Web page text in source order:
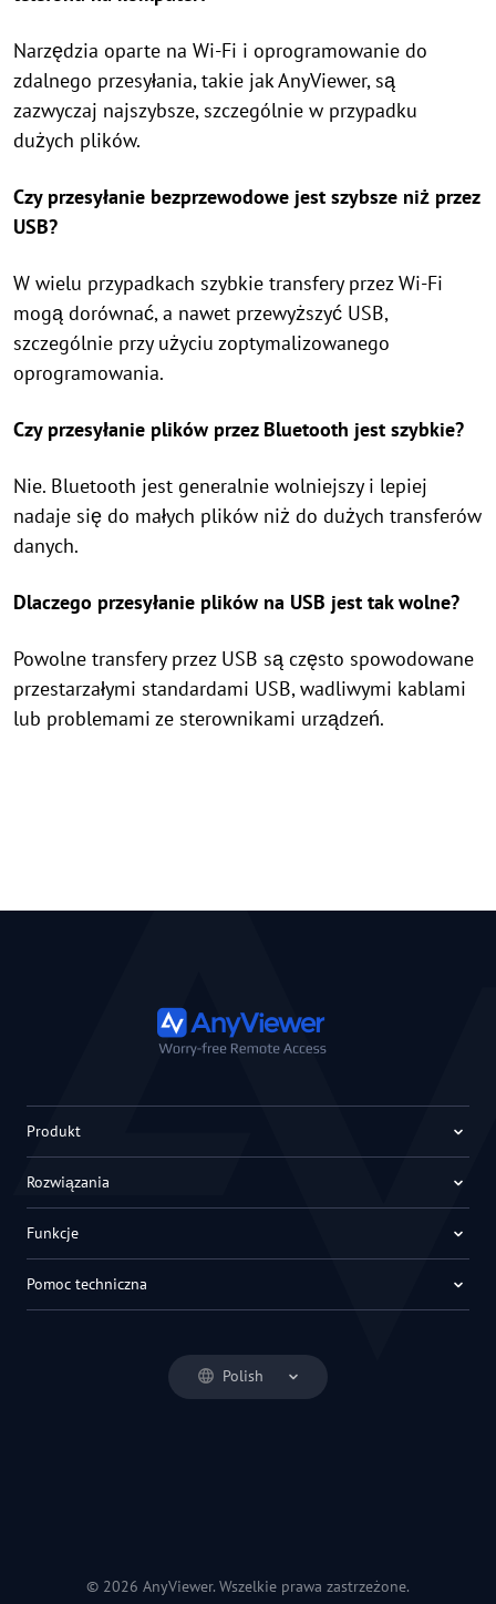
Narzędzia oparte na Wi-Fi i oprogramowanie do
zdalnego przesyłania, takie jak AnyViewer, są
zazwyczaj najszybsze, szczególnie w przypadku
dużych plików.
Czy przesyłanie bezprzewodowe jest szybsze niż przez
USB?
W wielu przypadkach szybkie transfery przez Wi-Fi
mogą dorównać, a nawet przewyższyć USB,
szczególnie przy użyciu zoptymalizowanego
oprogramowania.
Czy przesyłanie plików przez Bluetooth jest szybkie?
Nie. Bluetooth jest generalnie wolniejszy i lepiej
nadaje się do małych plików niż do dużych transferów
danych.
Dlaczego przesyłanie plików na USB jest tak wolne?
Powolne transfery przez USB są często spowodowane
przestarzałymi standardami USB, wadliwymi kablami
lub problemami ze sterownikami urządzeń.
Polish
Produkt
Rozwiązania
Funkcje
Pomoc techniczna
© 2026 AnyViewer. Wszelkie prawa zastrzeżone.